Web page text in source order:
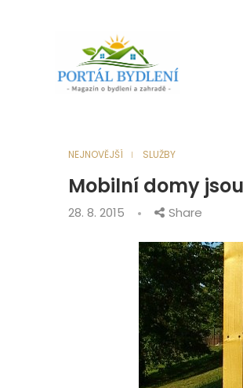
NEJNOVĚJŠÍ SLUŽBY
Mobilní domy
28. 8. 2015 Share